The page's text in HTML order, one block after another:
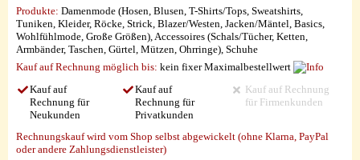
Produkte: Damenmode (Hosen, Blusen, T-Shirts/Tops, Sweatshirts,
Tuniken, Kleider, Röcke, Strick, Blazer/Westen, Jacken/Mäntel, Basics,
Wohlfühlmode, Große Größen), Accessoires (Schals/Tücher, Ketten,
Armbänder, Taschen, Gürtel, Mützen, Ohrringe), Schuhe
Kauf auf Rechnung möglich bis: kein fixer Maximalbestellwert
Kauf auf
Rechnung für
Neukunden
Kauf auf
Rechnung für
Privatkunden
Kauf auf Rechnung
für Firmenkunden
Rechnungskauf wird vom Shop selbst abgewickelt (ohne Klarna, PayPal
oder andere Zahlungsdienstleister)